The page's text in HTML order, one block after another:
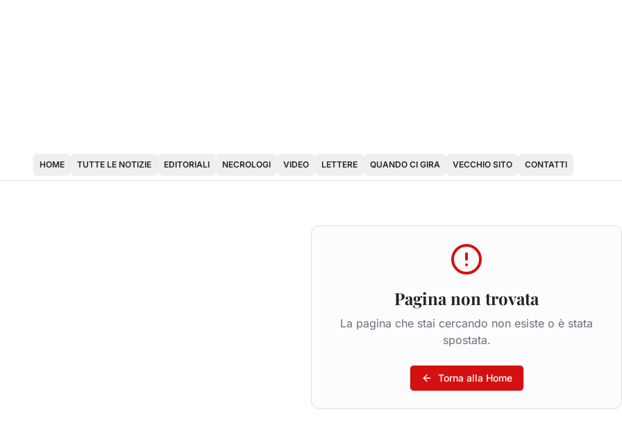
HOME TUTTE LE NOTIZIE EDITORIALI NECROLOGI VIDEO LETTERE QUANDO CI GIRA VECCHIO SITO CONTATTI
Pagina non trovata
La pagina che stai cercando non esiste o è stata
spostata.
Torna alla Home